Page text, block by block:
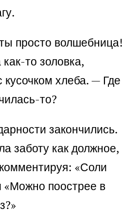
просто волшебница!
то золовка,
хлеба. — Где
то?
закончились.
заботу как должное,
«Соли
«Можно поострее в